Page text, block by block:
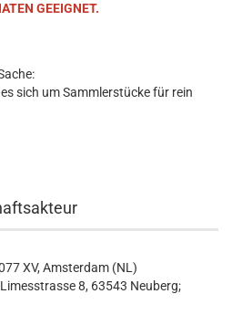
GEEIGNET.
sich um Sammlerstücke für rein
XV, Amsterdam (NL)
8, 63543 Neuberg;